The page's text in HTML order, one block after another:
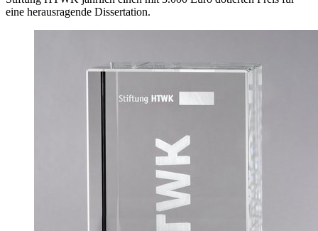
eine herausragende Dissertation.